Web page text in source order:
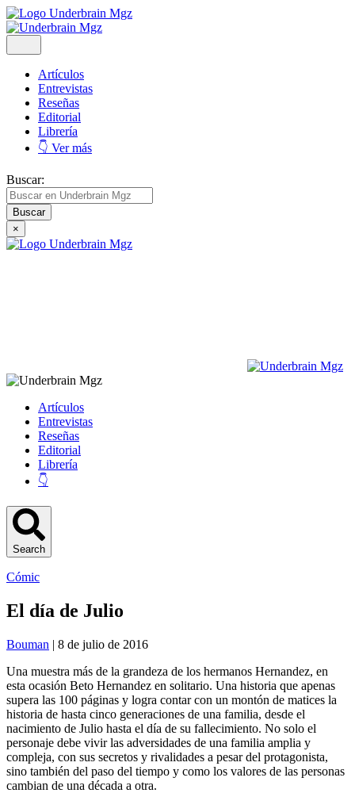
Artículos
Entrevistas
Reseñas
Editorial
Librería
👇 Ver más
Buscar:
×
Artículos
Entrevistas
Reseñas
Editorial
Librería
👇
Search
Cómic
El día de Julio
Bouman | 8 de julio de 2016
Una muestra más de la grandeza de los hermanos Hernandez, en
esta ocasión Beto Hernandez en solitario. Una historia que apenas
supera las 100 páginas y logra contar con un montón de matices la
historia de hasta cinco generaciones de una familia, desde el
nacimiento de Julio hasta el día de su fallecimiento. No solo el
personaje debe vivir las adversidades de una familia amplia y
compleja, con sus secretos y rivalidades a pesar del protagonista,
sino también del paso del tiempo y como los valores de las personas
cambian de una década a otra.